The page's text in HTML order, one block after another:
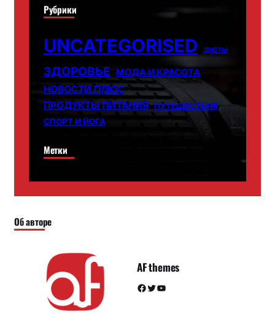
Рубрики
UNCATEGORISED ДИЕТЫ
ЗДОРОВЬЕ МОДА И КРАСОТА
НОВОСТИ ПЛЮС
ПРОДУКТЫ ПИТАНИЯ ПУТЕШЕСТВИЯ
СПОРТ И ЙОГА
Метки
Об авторе
AF themes
Facebook Twitter YouTube